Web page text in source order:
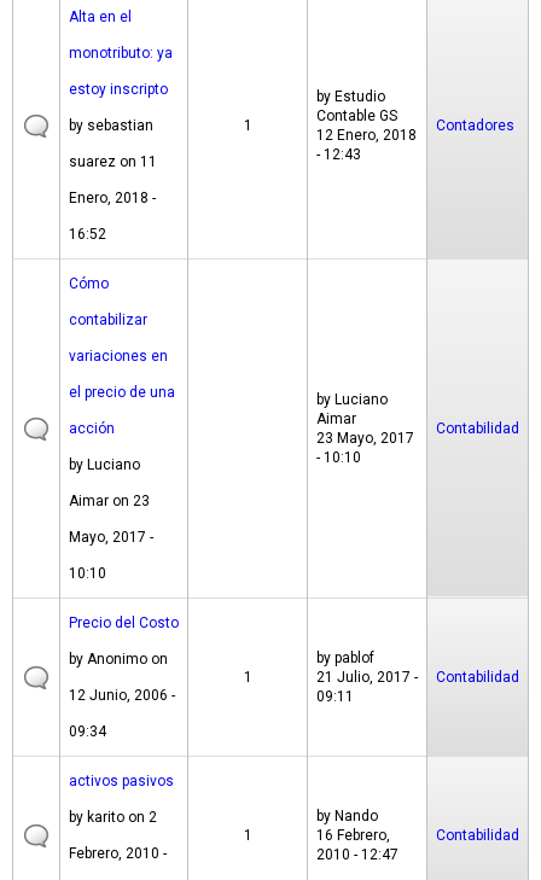
Alta en el
monotributo: ya
estoy inscripto
by sebastian
suarez on 11
Enero, 2018 -
16:52
1
by Estudio
Contable GS
12 Enero, 2018
- 12:43
Contadores
Cómo
contabilizar
variaciones en
el precio de una
acción
by Luciano
Aimar on 23
Mayo, 2017 -
10:10
by Luciano
Aimar
23 Mayo, 2017
- 10:10
Contabilidad
Precio del Costo
by Anonimo on
12 Junio, 2006 -
09:34
1
by pablof
21 Julio, 2017 -
09:11
Contabilidad
activos pasivos
by karito on 2
Febrero, 2010 -
1
by Nando
16 Febrero,
2010 - 12:47
Contabilidad